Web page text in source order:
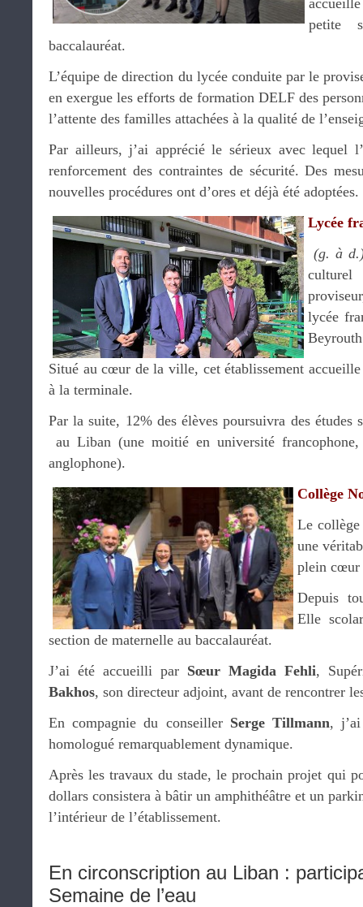
petite
baccalauréat.
L’équipe de direction du lycée conduite par le
en exergue les efforts de formation DELF des
l’attente des familles attachées à la qualité de
Par ailleurs, j’ai apprécié le sérieux avec lequel
renforcement des contraintes de sécurité. Des
nouvelles procédures ont d’ores et déjà été adoptées.
Lycée
(g. à
lycée
Situé au cœur de la ville, cet établissement
à la terminale.
Par la suite, 12% des élèves poursuivra des études
au Liban (une moitié en université
anglophone).
Collège
Le collège
une
plein cœur
Depuis
Elle
section de maternelle au baccalauréat.
J’ai été accueilli par Sœur Magida Fehli,
Bakhos, son directeur adjoint, avant de rencontrer
En compagnie du conseiller Serge Tillmann,
homologué remarquablement dynamique.
Après les travaux du stade, le prochain projet qui
dollars consistera à bâtir un amphithéâtre et un
l’intérieur de l’établissement.
En circonscription au Liban :
Semaine de l’eau